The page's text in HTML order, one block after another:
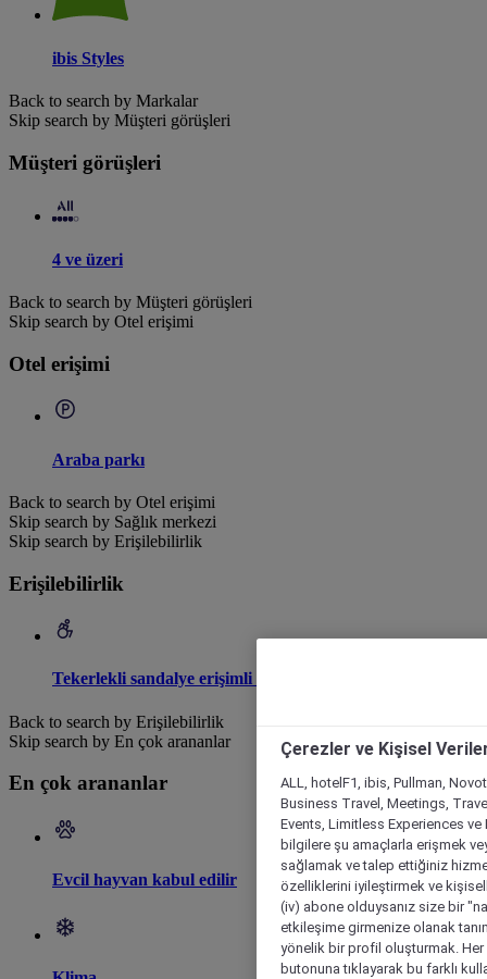
ibis Styles
Back to search by Markalar
Skip search by Müşteri görüşleri
Müşteri görüşleri
4 ve üzeri
Back to search by Müşteri görüşleri
Skip search by Otel erişimi
Otel erişimi
Araba parkı
Back to search by Otel erişimi
Skip search by Sağlık merkezi
Skip search by Erişilebilirlik
Erişilebilirlik
Tekerlekli sandalye erişimli otel
Back to search by Erişilebilirlik
Skip search by En çok arananlar
En çok arananlar
Evcil hayvan kabul edilir
Çerezler ve Kişisel
ALL, hotelF1, ibis, Pullman,
Business Travel, Meetings,
Events, Limitless Experiences
bilgilere şu amaçlarla erişmek
sağlamak ve talep ettiğiniz
özelliklerini iyileştirmek ve
(iv) abone olduysanız size bir
etkileşime girmenize olanak
yönelik bir profil oluşturmak.
butonuna tıklayarak bu farklı